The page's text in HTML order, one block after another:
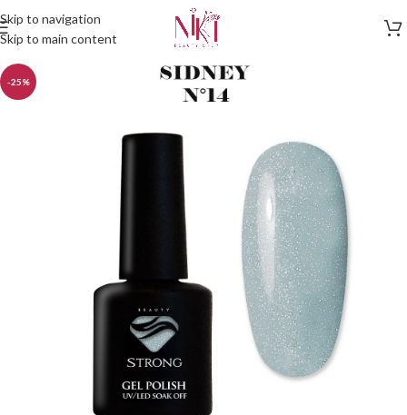
Skip to navigation
Skip to main content
-25%